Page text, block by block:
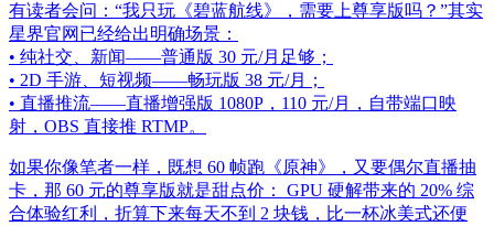
有读者会问：“我只玩《碧蓝航线》，需要上尊享版吗？”其实
星界官网已经给出明确场景：
• 纯社交、新闻——普通版 30 元/月足够；
• 2D 手游、短视频——畅玩版 38 元/月；
• 直播推流——直播增强版 1080P，110 元/月，自带端口映
射，OBS 直接推 RTMP。
如果你像笔者一样，既想 60 帧跑《原神》，又要偶尔直播抽
卡，那 60 元的尊享版就是甜点价： GPU 硬解带来的 20% 综
合体验红利，折算下来每天不到 2 块钱，比一杯冰美式还便